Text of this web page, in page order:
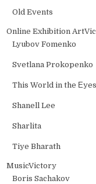
Old Events
Online Exhibition
Lyubov Fomenko
Svetlana Prokopenko
This World in the
Shanell Lee
Sharlita
Tiye Bharath
MusicVictory
Boris Sachakov